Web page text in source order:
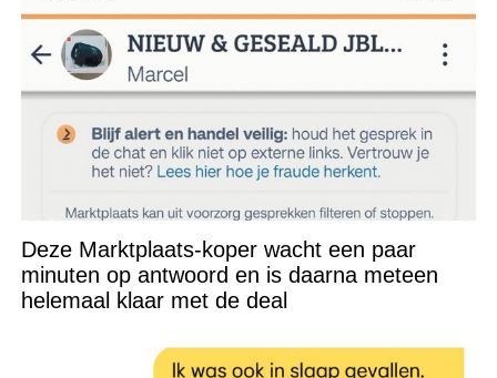
Deze Marktplaats-koper wacht een paar
minuten op antwoord en is daarna meteen
helemaal klaar met de deal